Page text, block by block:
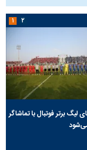
لیگ برتر فوتبال با تماشاگر
می‌شود
۱ ۲